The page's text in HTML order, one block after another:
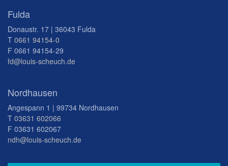
Fulda
Donaustr. 17 | 36043 Fulda
T 0661 94154-0
F 0661 94154-29
fd@louis-scheuch.de
Nordhausen
Angespann 1 | 99734 Nordhausen
T 03631 602066
F 03631 602067
ndh@louis-scheuch.de